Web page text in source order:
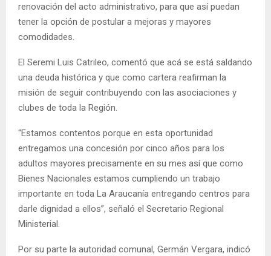
renovación del acto administrativo, para que así puedan
tener la opción de postular a mejoras y mayores
comodidades.
El Seremi Luis Catrileo, comentó que acá se está saldando
una deuda histórica y que como cartera reafirman la
misión de seguir contribuyendo con las asociaciones y
clubes de toda la Región.
“Estamos contentos porque en esta oportunidad
entregamos una concesión por cinco años para los
adultos mayores precisamente en su mes así que como
Bienes Nacionales estamos cumpliendo un trabajo
importante en toda La Araucanía entregando centros para
darle dignidad a ellos”, señaló el Secretario Regional
Ministerial.
Por su parte la autoridad comunal, Germán Vergara, indicó